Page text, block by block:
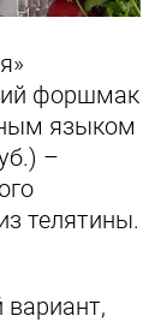
форшмак
языком
–
телятины.